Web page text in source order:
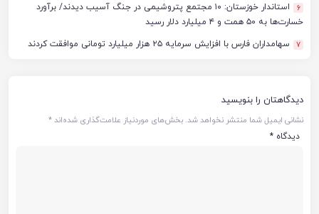
6
استاندار خوزستان: ۱۰ مجتمع پتروشیمی در جنگ آسیب دیدند/ برآورد
خسارت‌ها به ۵۰ همت و ۴ میلیارد دلار رسید
7 سهامداران فارس با افزایش سرمایه ۲۵ هزار میلیارد تومانی موافقت کردند
دیدگاهتان را بنویسید
نشانی ایمیل شما منتشر نخواهد شد. بخش‌های موردنیاز علامت‌گذاری شده‌اند*
دیدگاه *